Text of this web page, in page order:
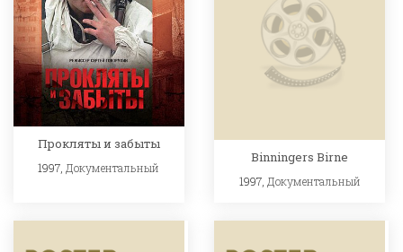
Прокляты и забыты
1997, Документальный
Binningers Birne
1997, Документальный